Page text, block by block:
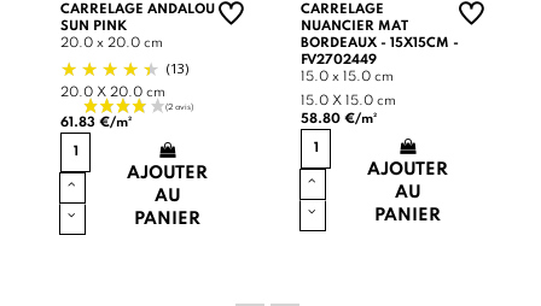
CARRELAGE ANDALOU
SUN PINK
20.0 x 20.0 cm
(13)
20.0 X 20.0 cm
61.83 €/m²
AJOUTER
AU
PANIER
CARRELAGE
NUANCIER MAT
BORDEAUX - 15X15CM -
FV2702449
15.0 x 15.0 cm
15.0 X 15.0 cm
58.80 €/m²
AJOUTER
AU
PANIER